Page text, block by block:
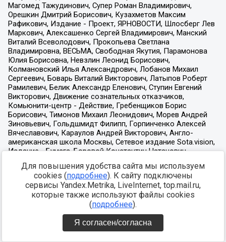
Для повышения удобства сайта мы используем
cookies (подробнее). К сайту подключены
сервисы Yandex.Metrika, LiveInternet, top.mail.ru,
которые также используют файлы cookies
(подробнее).
Я согласен/согласна